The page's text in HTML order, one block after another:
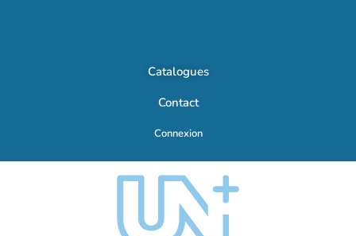
Catalogues
Contact
Connexion